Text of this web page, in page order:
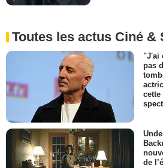
Toutes les actus Ciné &
"J'ai
pas
de